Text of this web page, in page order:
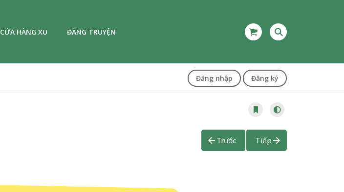
CỬA HÀNG XU ĐĂNG TRUYỆN
Đăng nhập Đăng ký
Trước Tiếp